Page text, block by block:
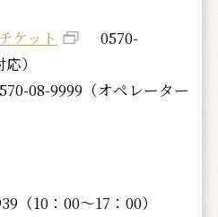
ケット
0570-
）
08-9999（オペレーター
（10：00～17：00）